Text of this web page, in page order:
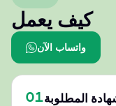
كيف يعمل
واتساب الآن
01المطلوبة